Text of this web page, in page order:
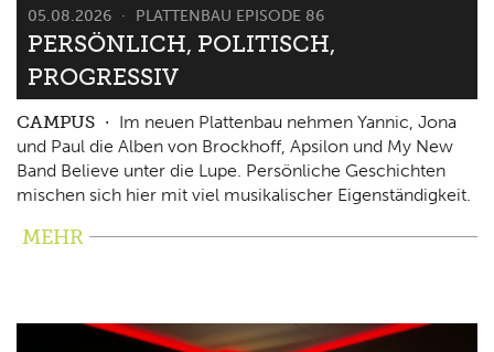
05.08.2026 PLATTENBAU EPISODE 86
PERSÖNLICH, POLITISCH,
PROGRESSIV
CAMPUS
Im neuen Plattenbau nehmen Yannic, Jona
und Paul die Alben von Brockhoff, Apsilon und My New
Band Believe unter die Lupe. Persönliche Geschichten
mischen sich hier mit viel musikalischer Eigenständigkeit.
MEHR